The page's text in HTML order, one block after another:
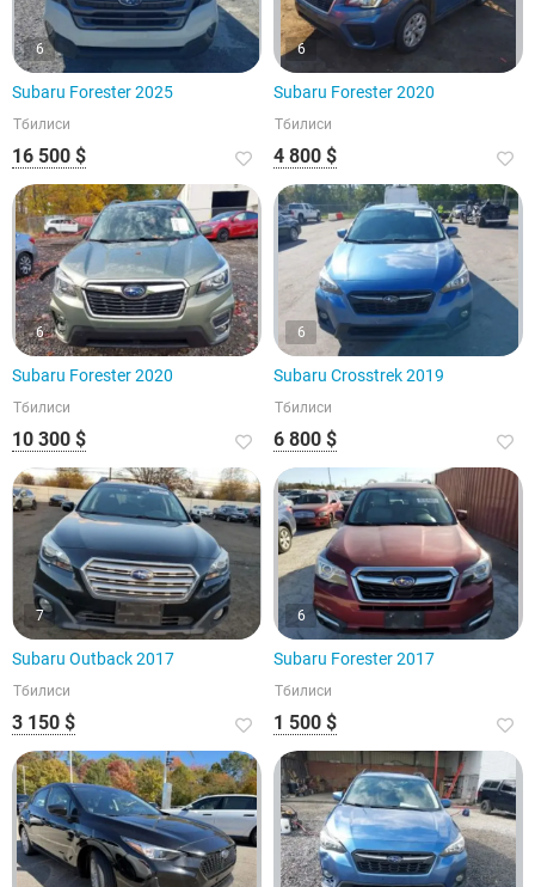
6
Subaru Forester 2025
Тбилиси
16 500 $
6
Subaru Forester 2020
Тбилиси
4 800 $
6
Subaru Forester 2020
Тбилиси
10 300 $
6
Subaru Crosstrek 2019
Тбилиси
6 800 $
7
Subaru Outback 2017
Тбилиси
3 150 $
6
Subaru Forester 2017
Тбилиси
1 500 $